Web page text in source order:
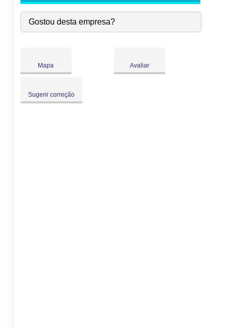
Qua:
09:00-18:00
Qui:
09:00-18:00 ●
Gostou desta empresa?
Mapa Avaliar
Sugerir correção